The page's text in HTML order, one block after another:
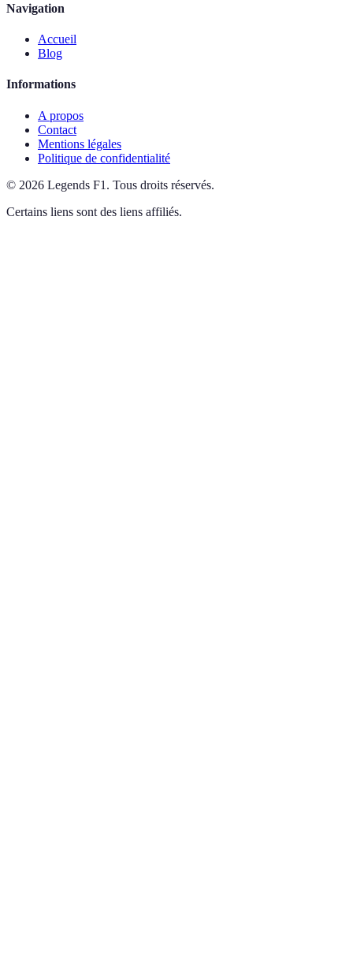
Navigation
Accueil
Blog
Informations
A propos
Contact
Mentions légales
Politique de confidentialité
© 2026 Legends F1 . Tous droits réservés.
Certains liens sont des liens affiliés.